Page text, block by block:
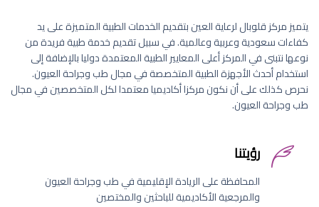
يتميز مركز قلوبال لرعاية العين بتقديم الخدمات الطبية المتميزة على يد
كفاءات سعودية وعربية وعالمية. في سبيل تقديم خدمة طبية فريدة من
نوعها نتبنى في المركز أعلى المعايير الطبية المعتمدة دوليا بالإضافة إلى
استخدام أحدث الأجهزة الطبية المتخصصة في مجال طب وجراحة العيون.
نحرص كذلك على أن نكون مركزا أكاديميا معتمدا لكل المتخصصين في مجال
طب وجراحة العيون.
رؤيتنا
المحافظة على الريادة الإقليمية في طب وجراحة العيون
والمرجعية الأكاديمية للباحثين والمختصين